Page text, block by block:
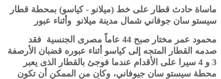
ماساة حادث قطار على خط (ميلانو - كياسو) بمحطة قطار
سيستو سان جوفاني شمال مدينة ميلانو وأثناء عبور
محمود عمر مختار صبح 44 عاماً مصرى الجنسية فقد
صدمه القطار المتجه إلى كياسو أثناء عبوره قضبان الأرصفة
3 و 4 سيرا على الأقدام عندما فوجئ بالقطار الذى يعبر
محطة سيستو سان جيوفاني، وكان من الممكن أن تكون